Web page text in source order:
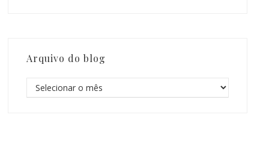
Arquivo do blog